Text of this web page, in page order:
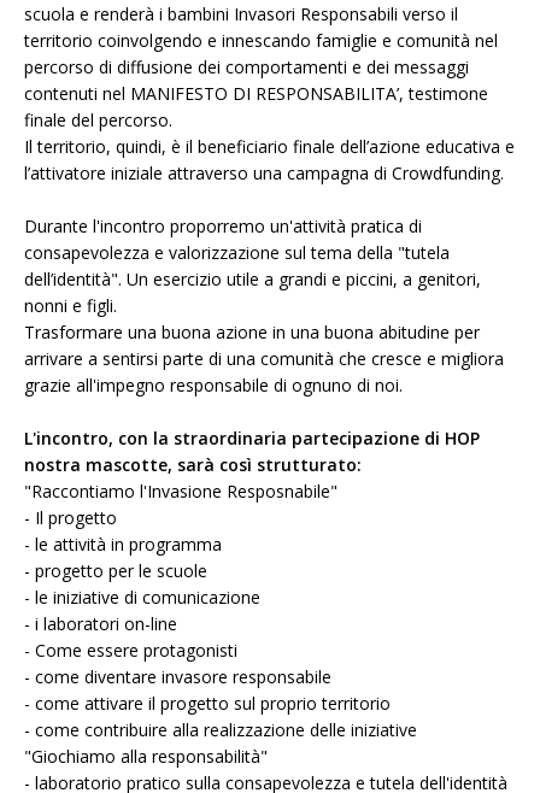
scuola e renderà i bambini Invasori Responsabili verso il
territorio coinvolgendo e innescando famiglie e comunità nel
percorso di diffusione dei comportamenti e dei messaggi
contenuti nel MANIFESTO DI RESPONSABILITA’, testimone
finale del percorso.
Il territorio, quindi, è il beneficiario finale dell’azione educativa e
l’attivatore iniziale attraverso una campagna di Crowdfunding.
Durante l'incontro proporremo un'attività pratica di
consapevolezza e valorizzazione sul tema della "tutela
dell’identità". Un esercizio utile a grandi e piccini, a genitori,
nonni e figli.
Trasformare una buona azione in una buona abitudine per
arrivare a sentirsi parte di una comunità che cresce e migliora
grazie all'impegno responsabile di ognuno di noi.
L'incontro, con la straordinaria partecipazione di HOP
nostra mascotte, sarà così strutturato:
"Raccontiamo l'Invasione Resposnabile"
- Il progetto
- le attività in programma
- progetto per le scuole
- le iniziative di comunicazione
- i laboratori on-line
- Come essere protagonisti
- come diventare invasore responsabile
- come attivare il progetto sul proprio territorio
- come contribuire alla realizzazione delle iniziative
"Giochiamo alla responsabilità"
- laboratorio pratico sulla consapevolezza e tutela dell'identità